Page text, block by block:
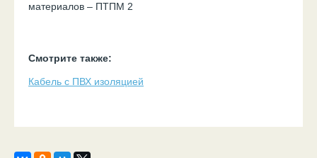
материалов – ПТПМ 2
Смотрите также:
Кабель с ПВХ изоляцией